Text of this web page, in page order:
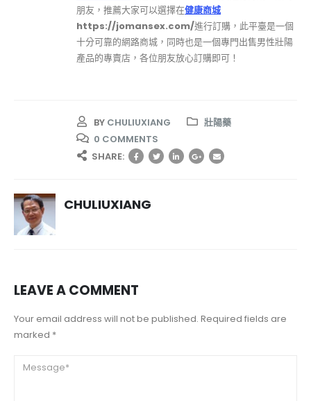
朋友，推薦大家可以選擇在健康商城
https://jomansex.com/進行訂購，此平臺是一個
十分可靠的網路商城，同時也是一個專門出售男性壯陽
產品的專賣店，各位朋友放心訂購即可！
BY CHULIUXIANG
壯陽藥
0 COMMENTS
SHARE:
CHULIUXIANG
LEAVE A COMMENT
Your email address will not be published. Required fields are
marked *